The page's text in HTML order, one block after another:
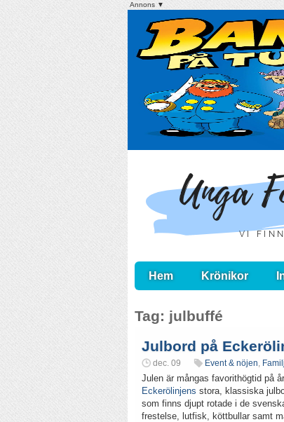
Annons ▼
Hem Krönikor
Tag: julbuffé
Julbord på
dec. 09 Event & nöjen,
Julen är mångas favorithögtid på
Eckerölinjens stora, klassiska
som finns djupt rotade i de
frestelse, lutfisk, köttbullar samt